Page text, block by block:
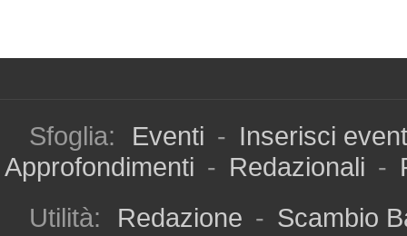
Sfoglia: Eventi - Inserisci
Approfondimenti - Redazionali -
Utilità:
Redazione - Scambio